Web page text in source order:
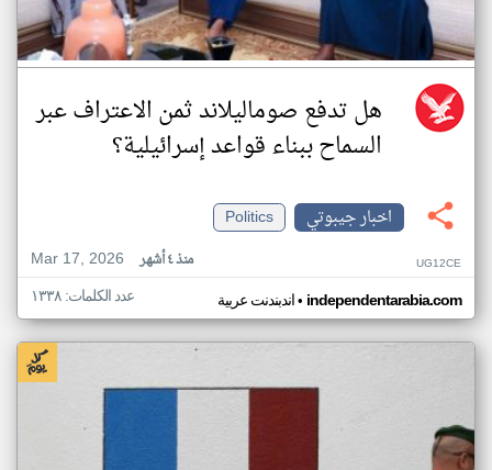
هل تدفع صوماليلاند ثمن الاعتراف عبر
السماح ببناء قواعد إسرائيلية؟
اخبار جيبوتي
Politics
Mar 17, 2026
منذ ٤ أشهر UG12CE
اندبندنت عربية• independentarabia.com عدد الكلمات: ١٣٣٨